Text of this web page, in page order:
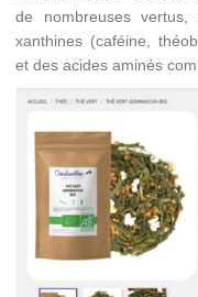
de nombreuses
xanthines (caféine,
et des acides aminés